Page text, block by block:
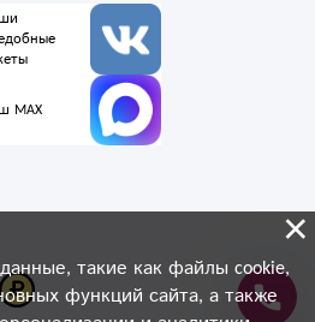
такие как файлы cookie,
функций сайта, а также
×
MAX